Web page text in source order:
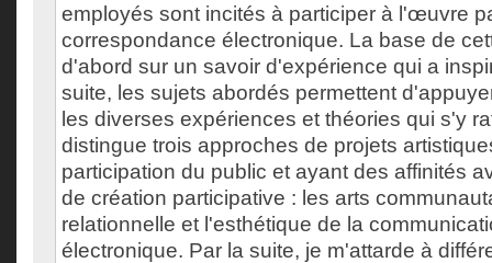
employés sont incités à participer à l'œuvre
correspondance électronique. La base de
d'abord sur un savoir d'expérience qui a
suite, les sujets abordés permettent
les diverses expériences et théories qui s'y
distingue trois approches de projets
participation du public et ayant des affinités
de création participative : les arts
relationnelle et l'esthétique de la
électronique. Par la suite, je m'attarde à